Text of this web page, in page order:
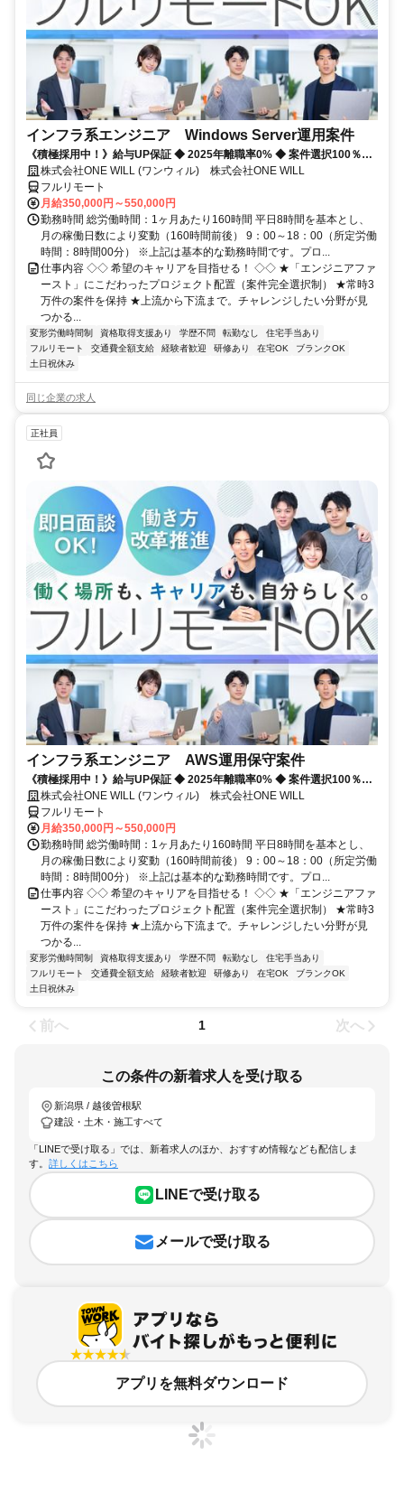
インフラ系エンジニア Windows Server運用案件
《積極採用中！》給与UP保証 ◆ 2025年離職率0% ◆ 案件選択100％！
◆ 平均残業7時間！
株式会社ONE WILL (ワンウィル) 株式会社ONE WILL
フルリモート
月給350,000円～550,000円
勤務時間 総労働時間：1ヶ月あたり160時間 平日8時間を基本とし、
月の稼働日数により変動（160時間前後） 9：00～18：00（所定労働
時間：8時間00分） ※上記は基本的な勤務時間です。プロ...
仕事内容 ◇◇ 希望のキャリアを目指せる！ ◇◇ ★「エンジニアファ
ースト」にこだわったプロジェクト配置（案件完全選択制） ★常時3
万件の案件を保持 ★上流から下流まで。チャレンジしたい分野が見
つかる...
変形労働時間制 資格取得支援あり 学歴不問 転勤なし
住宅手当あり
フルリモート
交通費全額支給 経験者歓迎 研修あり 在宅OK
ブランクOK
土日祝休み
同じ企業の求人
正社員
インフラ系エンジニア AWS運用保守案件
《積極採用中！》給与UP保証 ◆ 2025年離職率0% ◆ 案件選択100％！
◆ 平均残業7時間！
株式会社ONE WILL (ワンウィル) 株式会社ONE WILL
フルリモート
月給350,000円～550,000円
勤務時間 総労働時間：1ヶ月あたり160時間 平日8時間を基本とし、
月の稼働日数により変動（160時間前後） 9：00～18：00（所定労働
時間：8時間00分） ※上記は基本的な勤務時間です。プロ...
仕事内容 ◇◇ 希望のキャリアを目指せる！ ◇◇ ★「エンジニアファ
ースト」にこだわったプロジェクト配置（案件完全選択制） ★常時3
万件の案件を保持 ★上流から下流まで。チャレンジしたい分野が見
つかる...
変形労働時間制 資格取得支援あり 学歴不問 転勤なし
住宅手当あり
フルリモート
交通費全額支給 経験者歓迎 研修あり 在宅OK
ブランクOK
土日祝休み
前へ 1 次へ
この条件の新着求人を受け取る
新潟県 / 越後曽根駅
建設・土木・施工すべて
「LINEで受け取る」では、新着求人のほか、おすすめ情報なども配信しま
す。 詳しくはこちら
LINEで受け取る
メールで受け取る
アプリを無料ダウンロード